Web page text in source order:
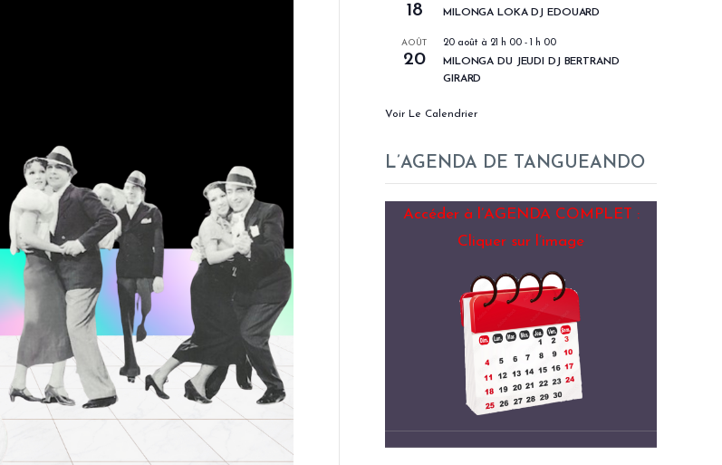
18 MILONGA LOKA DJ EDOUARD
AOÛT
20
20 août à 21 h 00 - 1 h 00
MILONGA DU JEUDI DJ BERTRAND
GIRARD
Voir Le Calendrier
L’AGENDA DE TANGUEANDO
Accéder à l’AGENDA COMPLET :
Cliquer sur l’image